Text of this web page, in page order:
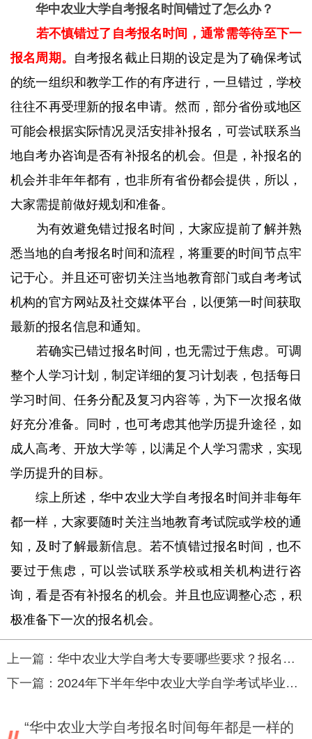
华中农业大学自考报名时间错过了怎么办？
若不慎错过了自考报名时间，通常需等待至下一
报名周期。
自考报名截止日期的设定是为了确保考试
的统一组织和教学工作的有序进行，一旦错过，学校
往往不再受理新的报名申请。然而，部分省份或地区
可能会根据实际情况灵活安排补报名，可尝试联系当
地自考办咨询是否有补报名的机会。但是，补报名的
机会并非年年都有，也非所有省份都会提供，所以，
大家需提前做好规划和准备。
为有效避免错过报名时间，大家应提前了解并熟
悉当地的自考报名时间和流程，将重要的时间节点牢
记于心。并且还可密切关注当地教育部门或自考考试
机构的官方网站及社交媒体平台，以便第一时间获取
最新的报名信息和通知。
若确实已错过报名时间，也无需过于焦虑。可调
整个人学习计划，制定详细的复习计划表，包括每日
学习时间、任务分配及复习内容等，为下一次报名做
好充分准备。同时，也可考虑其他学历提升途径，如
成人高考、开放大学等，以满足个人学习需求，实现
学历提升的目标。
综上所述，华中农业大学自考报名时间并非每年
都一样，大家要随时关注当地教育考试院或学校的通
知，及时了解最新信息。若不慎错过报名时间，也不
要过于焦虑，可以尝试联系学校或相关机构进行咨
询，看是否有补报名的机会。并且也应调整心态，积
极准备下一次的报名机会。
上一篇： 华中农业大学自考大专要哪些要求？报名流程是什么？
下一篇： 2024年下半年华中农业大学自学考试毕业申请须知
“华中农业大学自考报名时间每年都是一样的